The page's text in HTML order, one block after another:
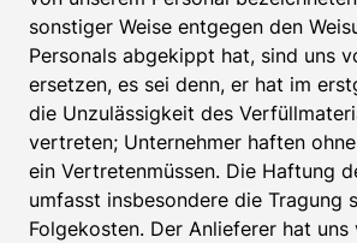
sonstiger Weise entgegen den
Personals abgekippt hat, sind uns
ersetzen, es sei denn, er hat im
die Unzulässigkeit des
vertreten; Unternehmer haften
ein Vertretenmüssen. Die Haftung
umfasst insbesondere die Tragung
Folgekosten. Der Anlieferer hat uns